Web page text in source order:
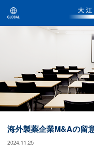
海外製薬企業M&Aの留
2024.11.25